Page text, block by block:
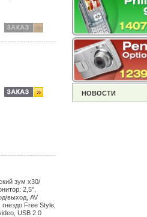
зум х30/
2,5",
выход, AV
Free Style,
USB 2.0
НОВОСТИ